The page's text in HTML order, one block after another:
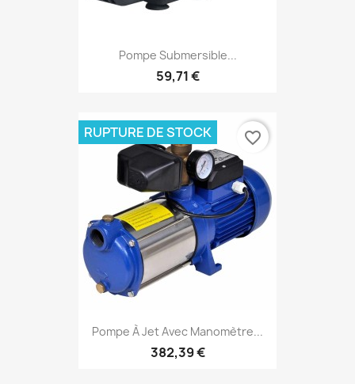
Pompe Submersible...
59,71 €
Pompe À Jet Avec Manomètre...
382,39 €
RUPTURE DE STOCK favorite_border